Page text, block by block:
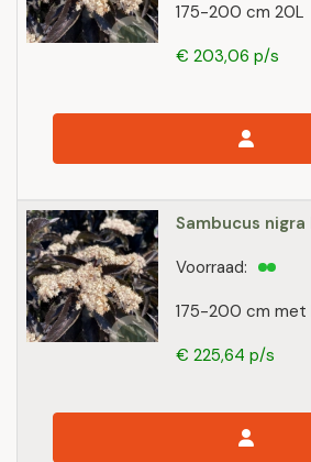
175-200 cm 20L
€ 203,06 p/s
Sambucus
175-200 cm met
Voorraad:
€ 225,64 p/s